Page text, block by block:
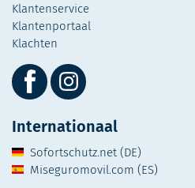
Klantenservice
Klantenportaal
Klachten
Internationaal
Sofortschutz.net (DE)
Miseguromovil.com (ES)